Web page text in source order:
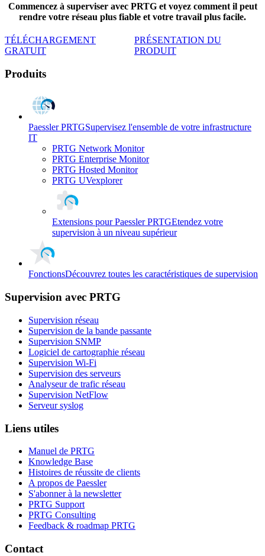
Commencez à superviser avec PRTG et voyez comment il peut
rendre votre réseau plus fiable et votre travail plus facile.
TÉLÉCHARGEMENT
GRATUIT
PRÉSENTATION DU
PRODUIT
Produits
Paessler PRTGSupervisez l'ensemble de votre infrastructure
IT
PRTG Network Monitor
PRTG Enterprise Monitor
PRTG Hosted Monitor
PRTG UVexplorer
Extensions pour Paessler PRTGEtendez votre
supervision à un niveau supérieur
FonctionsDécouvrez toutes les caractéristiques de supervision
Supervision avec PRTG
Supervision réseau
Supervision de la bande passante
Supervision SNMP
Logiciel de cartographie réseau
Supervision Wi-Fi
Supervision des serveurs
Analyseur de trafic réseau
Supervision NetFlow
Serveur syslog
Liens utiles
Manuel de PRTG
Knowledge Base
Histoires de réussite de clients
A propos de Paessler
S'abonner à la newsletter
PRTG Support
PRTG Consulting
Feedback & roadmap PRTG
Contact